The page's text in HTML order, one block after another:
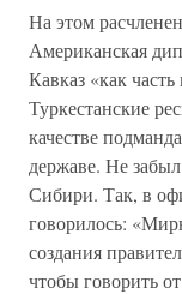
На этом
Американская
Кавказ «как
Туркестанские
качестве
державе. Не
Сибири. Так, в
говорилось:
создания
чтобы говорить